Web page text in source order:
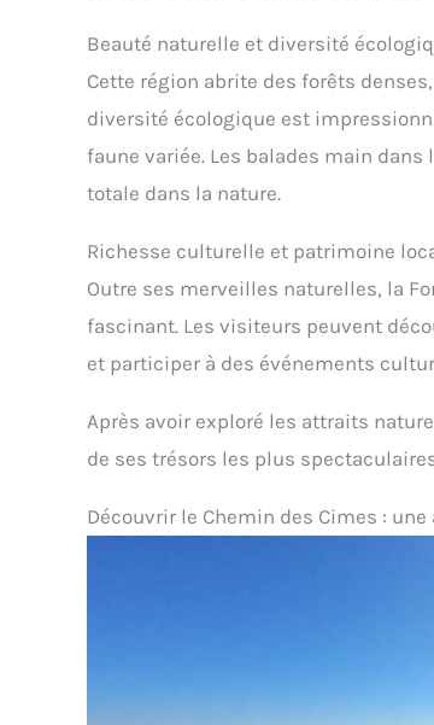
Beauté naturelle et diversité
Cette région abrite des forêts
diversité écologique est
faune variée. Les balades main
totale dans la nature.
Richesse culturelle et patrimoine
Outre ses merveilles naturelles, la
fascinant. Les visiteurs peuvent
et participer à des événements
Après avoir exploré les attraits
de ses trésors les plus
Découvrir le Chemin des Cimes :